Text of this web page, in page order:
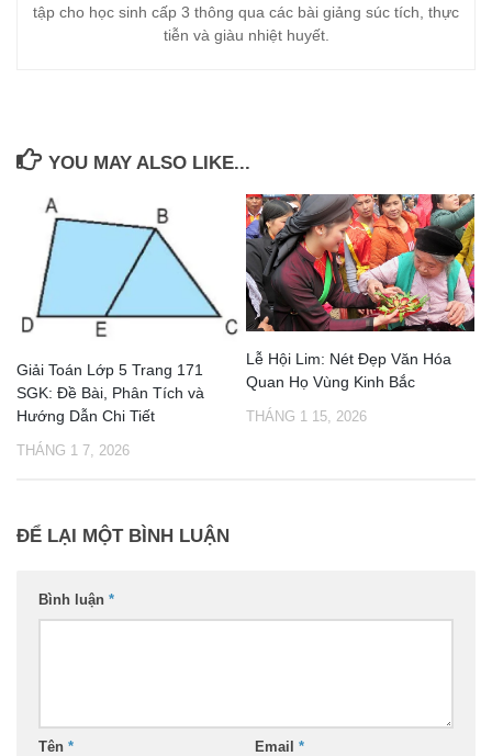
tập cho học sinh cấp 3 thông qua các bài giảng súc tích, thực
tiễn và giàu nhiệt huyết.
YOU MAY ALSO LIKE...
Giải Toán Lớp 5 Trang 171
SGK: Đề Bài, Phân Tích và
Hướng Dẫn Chi Tiết
THÁNG 1 7, 2026
Lễ Hội Lim: Nét Đẹp Văn Hóa
Quan Họ Vùng Kinh Bắc
THÁNG 1 15, 2026
ĐỂ LẠI MỘT BÌNH LUẬN
Bình luận *
Tên * Email *